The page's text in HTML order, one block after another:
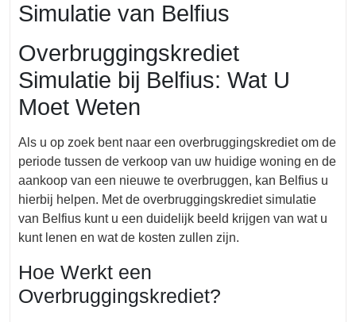
Simulatie van Belfius
Overbruggingskrediet
Simulatie bij Belfius: Wat U
Moet Weten
Als u op zoek bent naar een overbruggingskrediet om de
periode tussen de verkoop van uw huidige woning en de
aankoop van een nieuwe te overbruggen, kan Belfius u
hierbij helpen. Met de overbruggingskrediet simulatie
van Belfius kunt u een duidelijk beeld krijgen van wat u
kunt lenen en wat de kosten zullen zijn.
Hoe Werkt een
Overbruggingskrediet?